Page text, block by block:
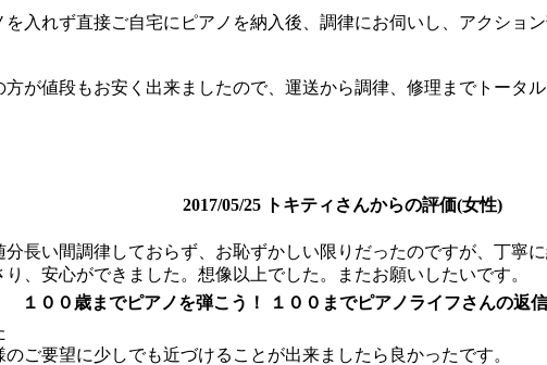
入れず直接ご自宅にピアノを納入後、調律にお伺いし、アクショ
が値段もお安く出来ましたので、運送から調律、修理までトータ
2017/05/25 トキティさんからの評価(女性)
長い間調律しておらず、お恥ずかしい限りだったのですが、丁寧
、安心ができました。想像以上でした。またお願いしたいです。
１００歳までピアノを弾こう！ １００までピアノライフさんの返信
ご要望に少しでも近づけることが出来ましたら良かったです。